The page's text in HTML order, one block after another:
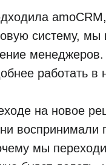
систему,
работать в
на новое
воспринимали
мы